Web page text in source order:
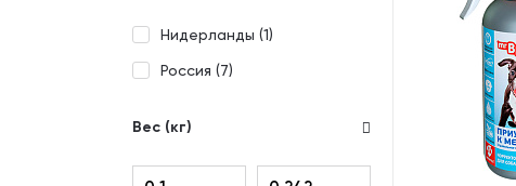
Нидерланды (1)
Россия (7)
Вес (кг)